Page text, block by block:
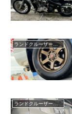
ランドクルーザープラド
ランドクルーザープラド